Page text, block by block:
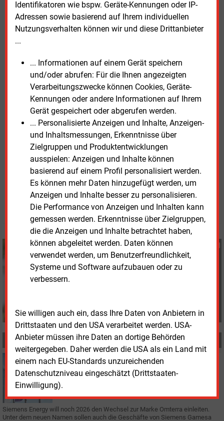
Identifikatoren wie bspw. Geräte-Kennungen oder IP-
Adressen sowie basierend auf Ihrem individuellen
Nutzungsverhalten können wir und diese Drittanbieter
...
... Informationen auf einem Gerät speichern
und/oder abrufen: Für die Ihnen angezeigten
Verarbeitungszwecke können Cookies, Geräte-
Kennungen oder andere Informationen auf Ihrem
Gerät gespeichert oder abgerufen werden.
... Personalisierte Anzeigen und Inhalte, Anzeigen-
und Inhaltsmessungen, Erkenntnisse über
Zielgruppen und Produktentwicklungen
ausspielen: Anzeigen und Inhalte können
basierend auf einem Profil personalisiert werden.
Es können mehr Daten hinzugefügt werden, um
Anzeigen und Inhalte besser zu personalisieren.
Die Performance von Anzeigen und Inhalten kann
gemessen werden. Erkenntnisse über Zielgruppen,
die die Anzeigen und Inhalte betrachtet haben,
können abgeleitet werden. Daten können
verwendet werden, um Benutzerfreundlichkeit,
Systeme und Software aufzubauen oder zu
verbessern.
Sie willigen auch ein, dass Ihre Daten von Anbietern in
Drittstaaten und den USA verarbeitet werden. USA-
Anbieter müssen ihre Daten an dortige Behörden
weitergegeben. Daher werden die USA als ein Land mit
einem nach EU-Standards unzureichenden
Datenschutzniveau eingeschätzt (Drittstaaten-
Einwilligung).
Wärmewende seien zentrale Voraussetzungen für ein
resilientes und bezahlbares Energiesystem in Europa.
eines der größten Investitionsprojekte der
kommenden Jahrzehnte sei. Sie könne langfristig die
Abhängigkeit von fossilen Energieimporten
reduzieren und industrielle Wertschöpfung in Europa
stärken. Voraussetzung seien jedoch klare politische
Prioritäten, verlässliche Rahmenbedingungen und
eine kontinuierliche Unterstützung über
Legislaturperioden hinweg.
Freitag, 8.05.2026, 12:32 Uhr
© 2026 Energie & Management GmbH
Susanne Harmsen
+49 (0) 151 28207503
s.harmsen@energie-
MEHR ZUM THEMA
Dienstag, 14.07.2026, 16:45
UMFIRMIERUNG
Siemens Energy wird zu Omterra
Siemens Energy will noch 2026 den Wechsel zur Marke Omterra einleiten.
Unter dem neuen Namen sollen auch die Geschäfte von Siemens Gamesa